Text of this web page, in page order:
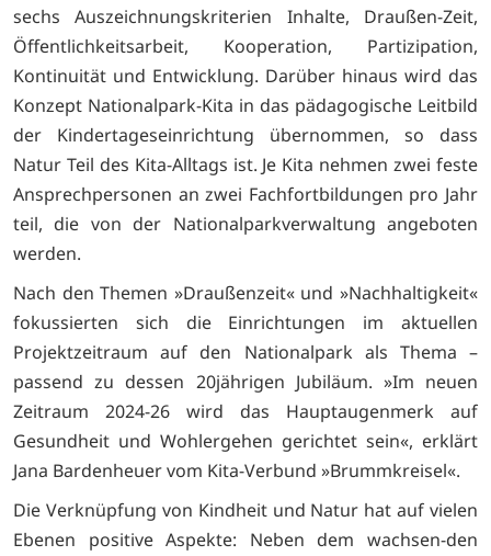
sechs Auszeichnungskriterien Inhalte, Draußen-Zeit,
Öffentlichkeitsarbeit, Kooperation, Partizipation,
Kontinuität und Entwicklung. Darüber hinaus wird das
Konzept Nationalpark-Kita in das pädagogische Leitbild
der Kindertageseinrichtung übernommen, so dass
Natur Teil des Kita-Alltags ist. Je Kita nehmen zwei feste
Ansprechpersonen an zwei Fachfortbildungen pro Jahr
teil, die von der Nationalparkverwaltung angeboten
werden.
Nach den Themen »Draußenzeit« und »Nachhaltigkeit«
fokussierten sich die Einrichtungen im aktuellen
Projektzeitraum auf den Nationalpark als Thema –
passend zu dessen 20jährigen Jubiläum. »Im neuen
Zeitraum 2024-26 wird das Hauptaugenmerk auf
Gesundheit und Wohlergehen gerichtet sein«, erklärt
Jana Bardenheuer vom Kita-Verbund »Brummkreisel«.
Die Verknüpfung von Kindheit und Natur hat auf vielen
Ebenen positive Aspekte: Neben dem wachsen-den